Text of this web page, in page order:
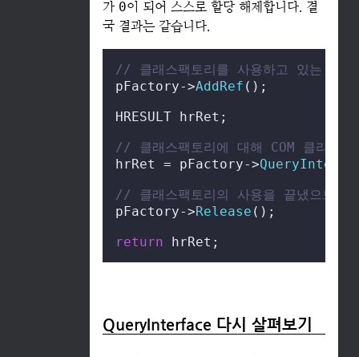
가 0이 되어 스스로 할당 해제합니다. 결
국 결과는 같습니다.
// 클래스팩토리를 사용하고 있는 동
pFactory->AddRef ();
HRESULT hrRet;
// 클래스팩토리에 대해 COM 클라이
hrRet = pFactory->
// 클래스팩토리의 사용을 끝냈으므로
pFactory->Release ();
return hrRet;
QueryInterface 다시 살펴보기